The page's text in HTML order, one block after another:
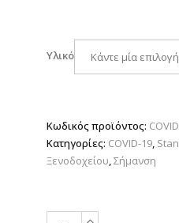
Υλικό Κάντε μία επιλογή
Κωδικός προϊόντος:
Κατηγορίες: COVID-19,
Ξενοδοχείου,Σήμανση